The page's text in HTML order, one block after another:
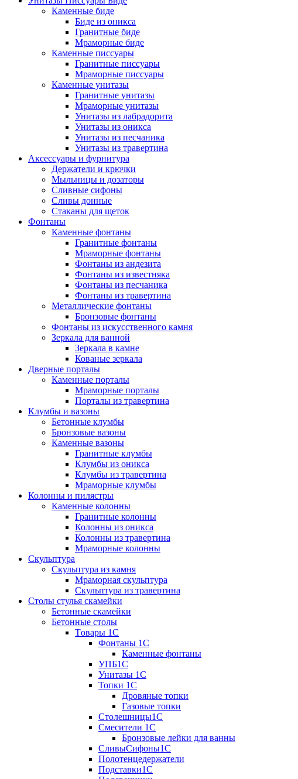
Каменные биде
Биде из оникса
Гранитные биде
Мраморные биде
Каменные писсуары
Гранитные писсуары
Мраморные писсуары
Каменные унитазы
Гранитные унитазы
Мраморные унитазы
Унитазы из лабрадорита
Унитазы из оникса
Унитазы из песчаника
Унитазы из травертина
Аксессуары и фурнитура
Держатели и крючки
Мыльницы и дозаторы
Сливные сифоны
Сливы донные
Стаканы для щеток
Фонтаны
Каменные фонтаны
Гранитные фонтаны
Мраморные фонтаны
Фонтаны из андезита
Фонтаны из известняка
Фонтаны из песчаника
Фонтаны из травертина
Металлические фонтаны
Бронзовые фонтаны
Фонтаны из искусственного камня
Зеркала для ванной
Зеркала в камне
Кованые зеркала
Дверные порталы
Каменные порталы
Мраморные порталы
Порталы из травертина
Клумбы и вазоны
Бетонные клумбы
Бронзовые вазоны
Каменные вазоны
Гранитные клумбы
Клумбы из оникса
Клумбы из травертина
Мраморные клумбы
Колонны и пилястры
Каменные колонны
Гранитные колонны
Колонны из оникса
Колонны из травертина
Мраморные колонны
Скульптура
Скульптура из камня
Мраморная скульптура
Скульптура из травертина
Столы стулья скамейки
Бетонные скамейки
Бетонные столы
Tовары 1C
Фонтаны 1C
Каменные фонтаны
УПБ1С
Унитазы 1С
Топки 1С
Дровяные топки
Газовые топки
Столешницы1С
Смесители 1С
Бронзовые лейки для ванны
СливыСифоны1С
Полотенцедержатели
Подставки1С